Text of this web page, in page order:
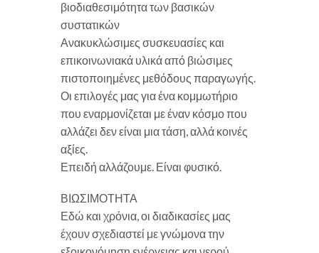
βιοδιαθεσιμότητα των βασικών
συστατικών
Ανακυκλώσιμες συσκευασίες και
επικοινωνιακά υλικά από βιώσιμες
πιστοποιημένες μεθόδους παραγωγής.
Οι επιλογές μας για ένα κομμωτήριο
που εναρμονίζεται με έναν κόσμο που
αλλάζει δεν είναι μια τάση, αλλά κοινές
αξίες.
Επειδή αλλάζουμε. Είναι φυσικό.
ΒΙΩΣΙΜΟΤΗΤΑ
Εδώ και χρόνια, οι διαδικασίες μας
έχουν σχεδιαστεί με γνώμονα την